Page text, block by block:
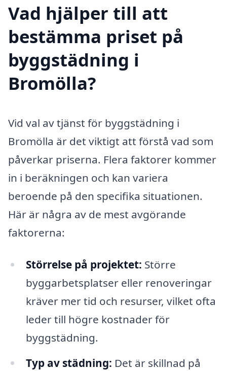
Vad hjälper till att
bestämma priset på
byggstädning i
Bromölla?
Vid val av tjänst för byggstädning i
Bromölla är det viktigt att förstå vad som
påverkar priserna. Flera faktorer kommer
in i beräkningen och kan variera
beroende på den specifika situationen.
Här är några av de mest avgörande
faktorerna:
Störrelse på projektet: Större
byggarbetsplatser eller renoveringar
kräver mer tid och resurser, vilket ofta
leder till högre kostnader för
byggstädning.
Typ av städning: Det är skillnad på